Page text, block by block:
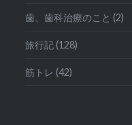
歯、歯科治療のこと (2)
旅行記 (128)
筋トレ (42)